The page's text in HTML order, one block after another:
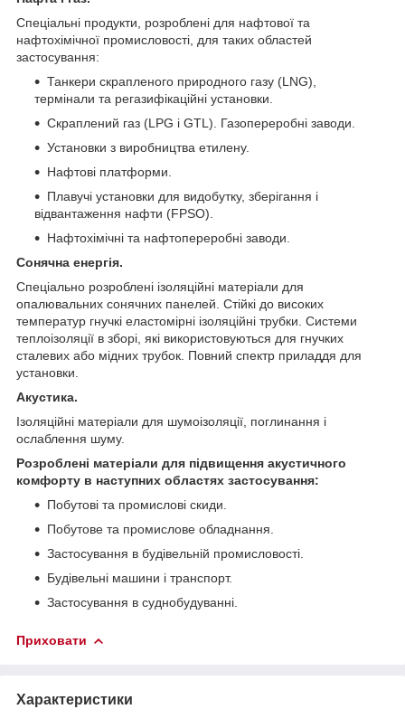
Спеціальні продукти, розроблені для нафтової та
нафтохімічної промисловості, для таких областей
застосування:
Танкери скрапленого природного газу (LNG),
термінали та регазифікаційні установки.
Скраплений газ (LPG і GTL). Газопереробні заводи.
Установки з виробництва етилену.
Нафтові платформи.
Плавучі установки для видобутку, зберігання і
відвантаження нафти (FPSO).
Нафтохімічні та нафтопереробні заводи.
Сонячна енергія.
Спеціально розроблені ізоляційні матеріали для
опалювальних сонячних панелей. Стійкі до високих
температур гнучкі еластомірні ізоляційні трубки. Системи
теплоізоляції в зборі, які використовуються для гнучких
сталевих або мідних трубок. Повний спектр приладдя для
установки.
Акустика.
Ізоляційні матеріали для шумоізоляції, поглинання і
ослаблення шуму.
Розроблені матеріали для підвищення акустичного
комфорту в наступних областях застосування:
Побутові та промислові скиди.
Побутове та промислове обладнання.
Застосування в будівельній промисловості.
Будівельні машини і транспорт.
Застосування в суднобудуванні.
Приховати
Характеристики